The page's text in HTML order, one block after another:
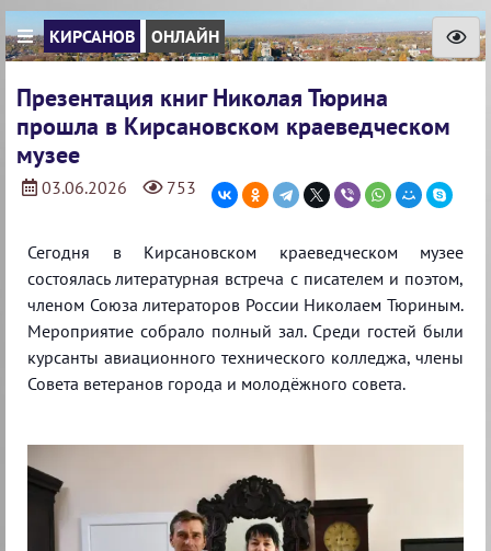
КИРСАНОВ ОНЛАЙН
Презентация книг Николая Тюрина
прошла в Кирсановском краеведческом
музее
03.06.2026 753
Сегодня в Кирсановском краеведческом музее
состоялась литературная встреча с писателем и поэтом,
членом Союза литераторов России Николаем Тюриным.
Мероприятие собрало полный зал. Среди гостей были
курсанты авиационного технического колледжа, члены
Совета ветеранов города и молодёжного совета.